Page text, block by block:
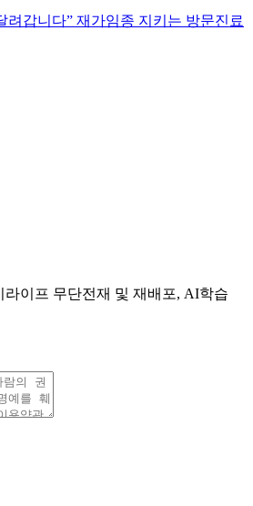
려갑니다” 재가임종 지키는 방문진료
이프 무단전재 및 재배포, AI학습